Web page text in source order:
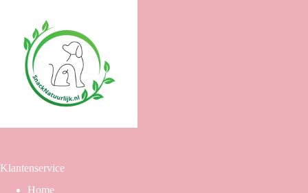
Klantenservice
Home